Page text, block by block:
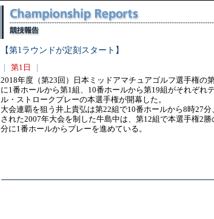
【第1ラウンドが定刻スタート】
｜
第1日 ｜
2018年度（第23回）日本ミッドアマチュアゴルフ選手権の
に1番ホールから第1組、10番ホールから第19組がそれぞれ
ル・ストロークプレーの本選手権が開幕した。
大会連覇を狙う井上貴弘は第22組で10番ホールから8時27
された2007年大会を制した牛島中は、第12組で本選手権2
分に1番ホールからプレーを進めている。